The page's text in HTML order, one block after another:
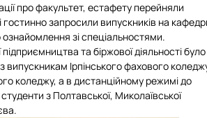
про факультет, естафету перейняли
гостинно запросили випускників на
зі спеціальностями.
та біржової діяльності було
випускникам Ірпінського фахового
коледжу, а в дистанційному режимі до
з Полтавської, Миколаївської